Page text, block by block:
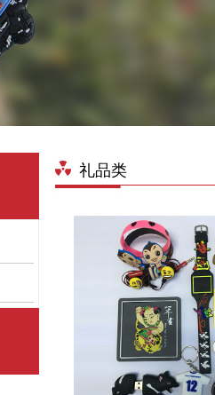
礼品类